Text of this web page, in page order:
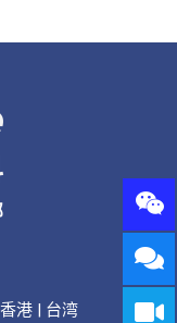
港 | 台湾